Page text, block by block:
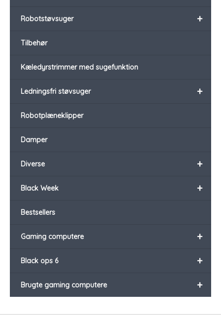
+
Robotstøvsuger
Tilbehør
Kæledyrstrimmer med sugefunktion
+
Ledningsfri støvsuger
Robotplæneklipper
Damper
+
Diverse
+
Black Week
Bestsellers
+
Gaming computere
+
Black ops 6
+
Brugte gaming computere